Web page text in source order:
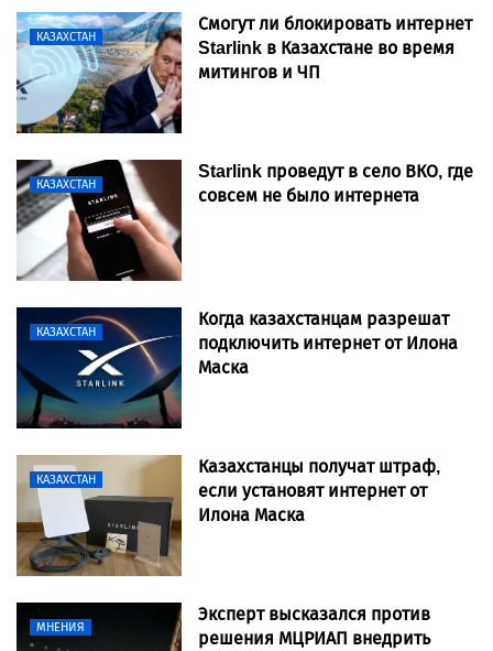
КАЗАХСТАН
Смогут ли блокировать интернет
Starlink в Казахстане во время
митингов и ЧП
КАЗАХСТАН
Starlink проведут в село ВКО, где
совсем не было интернета
КАЗАХСТАН
Когда казахстанцам разрешат
подключить интернет от Илона
Маска
КАЗАХСТАН
Казахстанцы получат штраф,
если установят интернет от
Илона Маска
МНЕНИЯ
Эксперт высказался против
решения МЦРИАП внедрить